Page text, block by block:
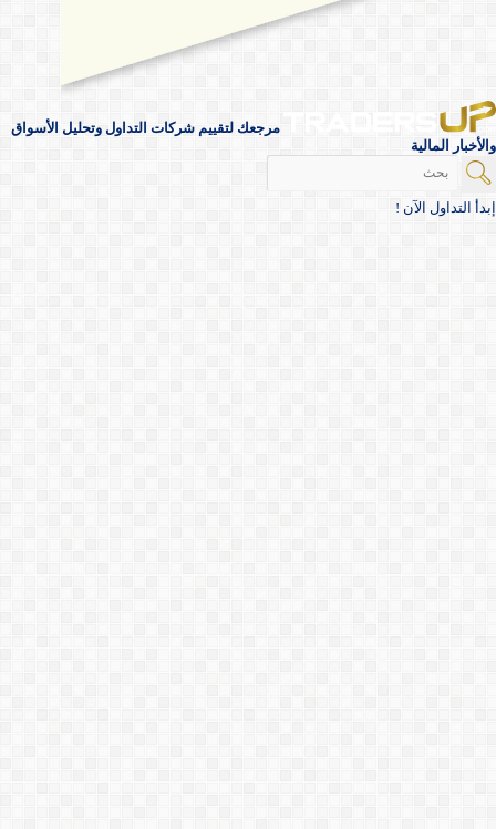
مرجعك لتقييم شركات التداول وتحليل الأسواق
والأخبار المالية
إبدأ التداول الآن !